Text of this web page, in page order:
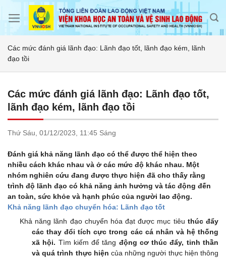
Các mức đánh giá lãnh đạo: Lãnh đạo tốt, lãnh đạo kém, lãnh
đạo tồi
Các mức đánh giá lãnh đạo: Lãnh đạo tốt,
lãnh đạo kém, lãnh đạo tồi
Thứ Sáu, 01/12/2023, 11:45 Sáng
Đánh giá khả năng lãnh đạo có thể được thể hiện theo
nhiều cách khác nhau và ở các mức độ khác nhau. Một
nhóm nghiên cứu đang được thực hiện đã cho thấy rằng
trình độ lãnh đạo có khả năng ảnh hưởng và tác động đến
an toàn, sức khỏe và hạnh phúc của người lao động.
Khả năng lãnh đạo chuyển hóa: Lãnh đạo tốt
Khả năng lãnh đạo chuyển hóa đạt được mục tiêu thúc đẩy
các thay đổi tích cực trong các cá nhân và hệ thống
xã hội. Tìm kiếm để tăng động cơ thúc đẩy, tinh thần
và quá trình thực hiện của những người thực hiện thông